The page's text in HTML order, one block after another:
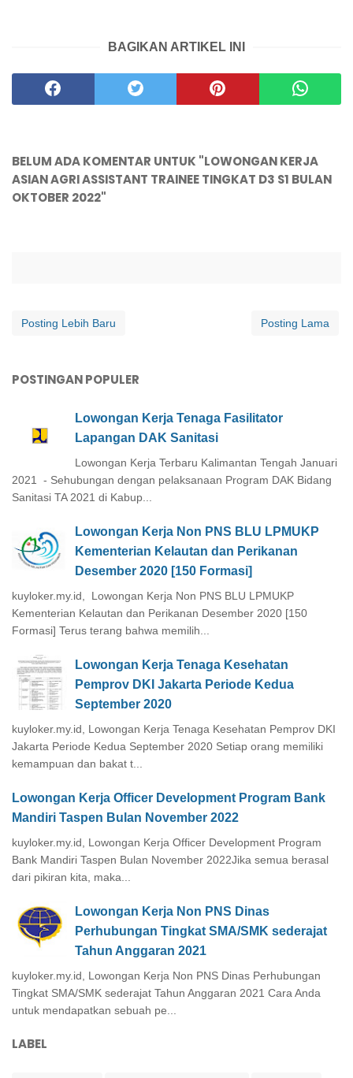
BAGIKAN ARTIKEL INI
BELUM ADA KOMENTAR UNTUK "LOWONGAN KERJA
ASIAN AGRI ASSISTANT TRAINEE TINGKAT D3 S1 BULAN
OKTOBER 2022"
Posting Lebih Baru Posting Lama
POSTINGAN POPULER
Lowongan Kerja Tenaga Fasilitator
Lapangan DAK Sanitasi
Lowongan Kerja Terbaru Kalimantan Tengah Januari
2021 - Sehubungan dengan pelaksanaan Program DAK Bidang
Sanitasi TA 2021 di Kabup...
Lowongan Kerja Non PNS BLU LPMUKP
Kementerian Kelautan dan Perikanan
Desember 2020 [150 Formasi]
kuyloker.my.id, Lowongan Kerja Non PNS BLU LPMUKP
Kementerian Kelautan dan Perikanan Desember 2020 [150
Formasi] Terus terang bahwa memilih...
Lowongan Kerja Tenaga Kesehatan
Pemprov DKI Jakarta Periode Kedua
September 2020
kuyloker.my.id, Lowongan Kerja Tenaga Kesehatan Pemprov DKI
Jakarta Periode Kedua September 2020 Setiap orang memiliki
kemampuan dan bakat t...
Lowongan Kerja Officer Development Program Bank
Mandiri Taspen Bulan November 2022
kuyloker.my.id, Lowongan Kerja Officer Development Program
Bank Mandiri Taspen Bulan November 2022Jika semua berasal
dari pikiran kita, maka...
Lowongan Kerja Non PNS Dinas
Perhubungan Tingkat SMA/SMK sederajat
Tahun Anggaran 2021
kuyloker.my.id, Lowongan Kerja Non PNS Dinas Perhubungan
Tingkat SMA/SMK sederajat Tahun Anggaran 2021 Cara Anda
untuk mendapatkan sebuah pe...
LABEL